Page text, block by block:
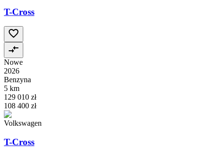
T-Cross
Nowe
2026
Benzyna
5 km
129 010 zł
108 400 zł
Volkswagen
T-Cross